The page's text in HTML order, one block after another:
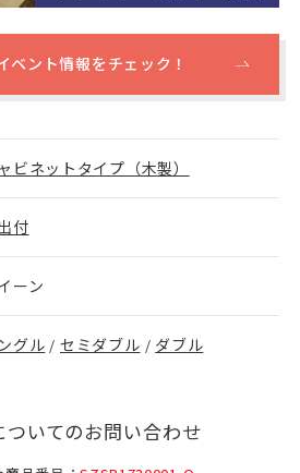
ベント情報をチェック！
ビネットタイプ（木製）
付
ーン
グル / セミダブル / ダブル
ついてのお問い合わせ